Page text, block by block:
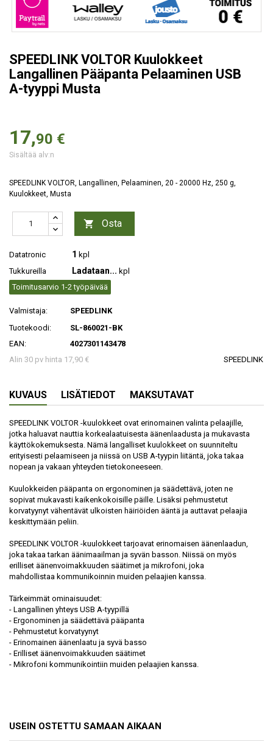
SPEEDLINK VOLTOR Kuulokkeet
Langallinen Pääpanta Pelaaminen USB
A-tyyppi Musta
17,90 €
Sisältää alv:n
SPEEDLINK VOLTOR, Langallinen, Pelaaminen, 20 - 20000 Hz, 250 g,
Kuulokkeet, Musta
 Osta
Datatronic 1 kpl
Tukkureilla
Ladataan... kpl
Toimitusarvio 1-2 työpäivää
Valmistaja:
SPEEDLINK
Tuotekoodi:
SL-860021-BK
EAN:
4027301143478
Alin 30 pv hinta 17,90 €
SPEEDLINK
KUVAUS LISÄTIEDOT MAKSUTAVAT
SPEEDLINK VOLTOR -kuulokkeet ovat erinomainen valinta pelaajille,
jotka haluavat nauttia korkealaatuisesta äänenlaadusta ja mukavasta
käyttökokemuksesta. Nämä langalliset kuulokkeet on suunniteltu
erityisesti pelaamiseen ja niissä on USB A-tyypin liitäntä, joka takaa
nopean ja vakaan yhteyden tietokoneeseen.
Kuulokkeiden pääpanta on ergonominen ja säädettävä, joten ne
sopivat mukavasti kaikenkokoisille päille. Lisäksi pehmustetut
korvatyynyt vähentävät ulkoisten häiriöiden ääntä ja auttavat pelaajia
keskittymään peliin.
SPEEDLINK VOLTOR -kuulokkeet tarjoavat erinomaisen äänenlaadun,
joka takaa tarkan äänimaailman ja syvän basson. Niissä on myös
erilliset äänenvoimakkuuden säätimet ja mikrofoni, joka
mahdollistaa kommunikoinnin muiden pelaajien kanssa.
Tärkeimmät ominaisuudet:
- Langallinen yhteys USB A-tyypillä
- Ergonominen ja säädettävä pääpanta
- Pehmustetut korvatyynyt
- Erinomainen äänenlaatu ja syvä basso
- Erilliset äänenvoimakkuuden säätimet
- Mikrofoni kommunikointiin muiden pelaajien kanssa.
USEIN OSTETTU SAMAAN AIKAAN